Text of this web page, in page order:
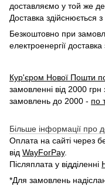
доставляємо у той же
Доставка здійснюється
Безкоштовно при
електроенергії
Кур'єром Нової Пошти по
замовленні від 2000
замовлень до 2000 - по
Більше інформації про
Оплата на сайті через
від WayForPay.
Післяплата у відділенні
*Для замовлень